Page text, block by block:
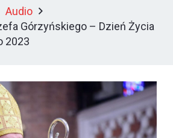
Audio
Górzyńskiego – Dzień Życia
2023